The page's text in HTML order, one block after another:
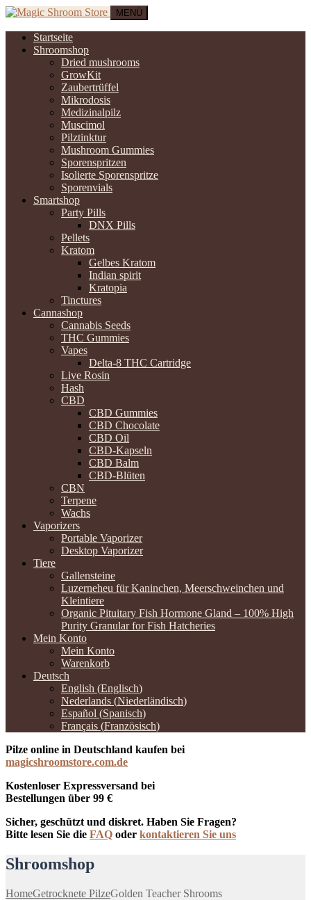
MENÜ
Startseite
Shroomshop
Dried mushrooms
GrowKit
Zaubertrüffel
Mikrodosis
Medizinalpilz
Muscimol
Pilztinktur
Mushroom Gummies
Sporenspritzen
Isolierte Sporenspritze
Sporenvials
Smartshop
Party Pills
DNX Pills
Pellets
Kratom
Gelbes Kratom
Indian spirit
Kratopia
Tinctures
Cannashop
Cannabis Seeds
THC Gummies
Vapes
Delta-8 THC Cartridge
Live Rosin
Hash
CBD
CBD Gummies
CBD Chocolate
CBD Oil
CBD-Kapseln
CBD Balm
CBD-Blüten
CBN
Terpene
Wachs
Vaporizers
Portable Vaporizer
Desktop Vaporizer
Tiere
Gallensteine
Luzerneheu für Kaninchen, Meerschweinchen und
Kleintiere
Organic Pituitary Fish Hormone Gland – 100% High
Purity Granular for Fish Hatcheries
Mein Konto
Mein Konto
Warenkorb
Deutsch
English (Englisch)
Nederlands (Niederländisch)
Español (Spanisch)
Français (Französisch)
Pilze online in Deutschland kaufen bei
magicshroomstore.com.de
Kostenloser Expressversand bei
Bestellungen über 99 €
Sicher, geschützt und diskret. Haben Sie Fragen?
Bitte lesen Sie die FAQ oder kontaktieren Sie uns
Shroomshop
HomeGetrocknete PilzeGolden Teacher Shrooms